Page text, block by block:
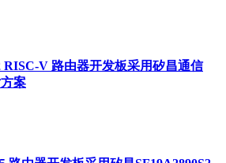
RISC-V 路由器开发板采用矽昌通信
案